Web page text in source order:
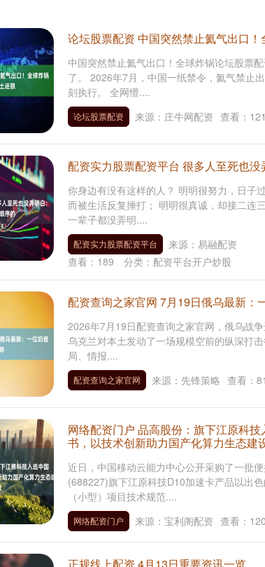
论坛股票配资 中国突然禁止氦气出口
中国突然禁止氦气出口！全球炸锅论坛股票
了。 2026年7月，中国一纸禁令，氦气禁止
刻执行。 全网懵....
论坛股票配资 来源：庄牛网配资 查看： 121
配资实力股票配资平台 很多人至死也
你身边有没有这样的人？ 明明很努力，日子
而被生活反复捶打； 明明很真诚，却接二连
一辈子都没弄明....
配资实力股票配资平台
来源：易融配资
查看： 189 分类： 配资平台开户炒股
配资查询之家官网 7月19日俄乌最新：
2026年7月19日配资查询之家官网，俄乌战
乌克兰对本土发动了一场规模空前的纵深打
局、情报....
配资查询之家官网 来源：先锋策略 查看： 81
网络配资门户 品高股份：旗下江原科
书，以技术创新助力国产化算力生态建
近日，中国移动云能力中心公开采购了一批
(688227)旗下江原科技D10加速卡产品以出
（小型）项目技术规范....
网络配资门户 来源：宝利阁配资 查看： 120
正规线上配资 4月13日重要资讯一览